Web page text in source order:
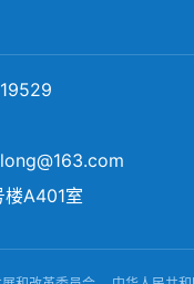
A401室